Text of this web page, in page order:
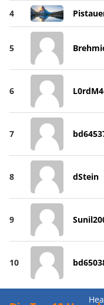
4
5
6
7
8 dStein
9
10